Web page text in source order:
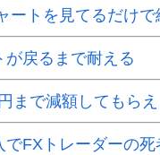
ートを見てるだけで
が戻るまで耐える
まで減額してもら
でFXトレーダーの